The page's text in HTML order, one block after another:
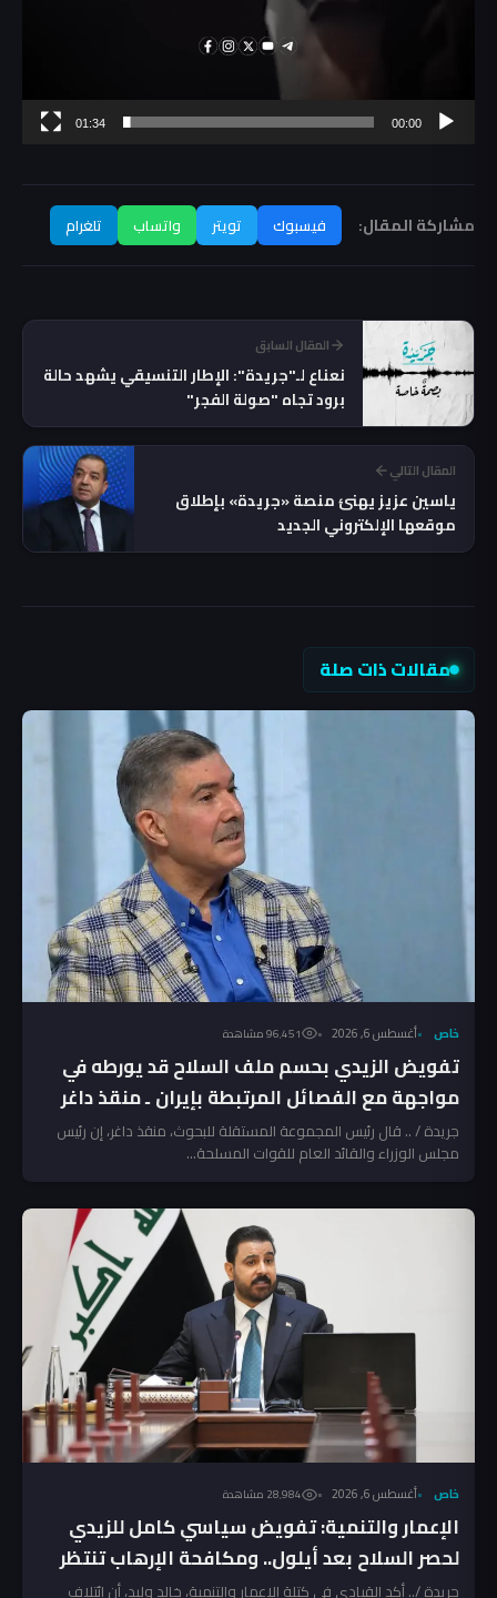
00:00
01:34
مشاركة المقال: فيسبوك تويتر واتساب تلغرام
المقال السابق
نعناع لـ"جريدة": الإطار التنسيقي يشهد حالة
برود تجاه "صولة الفجر"
المقال التالي
ياسين عزيز يهنئ منصة «جريدة» بإطلاق
موقعها الإلكتروني الجديد
مقالات ذات صلة
خاص أغسطس 6, 2026 96٬451 مشاهدة
تفويض الزيدي بحسم ملف السلاح قد يورطه في
مواجهة مع الفصائل المرتبطة بإيران ـ منقذ داغر
جريدة / .. قال رئيس المجموعة المستقلة للبحوث، منقذ داغر، إن رئيس
مجلس الوزراء والقائد العام للقوات المسلحة...
خاص أغسطس 6, 2026 28٬984 مشاهدة
الإعمار والتنمية: تفويض سياسي كامل للزيدي
لحصر السلاح بعد أيلول.. ومكافحة الإرهاب تنتظر
المخالفين!
جريدة /.. أكد القيادي في كتلة الإعمار والتنمية، خالد وليد، أن ائتلاف